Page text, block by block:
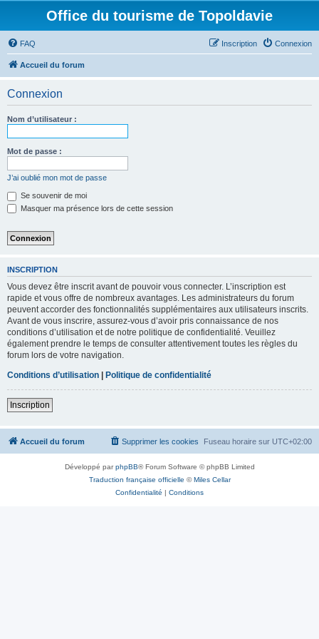
Office du tourisme de Topoldavie
FAQ Connexion
Inscription
Accueil du forum
Connexion
Nom d’utilisateur :
Mot de passe :
J’ai oublié mon mot de passe
Se souvenir de moi
Masquer ma présence lors de cette session
INSCRIPTION
Vous devez être inscrit avant de pouvoir vous connecter. L’inscription est
rapide et vous offre de nombreux avantages. Les administrateurs du forum
peuvent accorder des fonctionnalités supplémentaires aux utilisateurs inscrits.
Avant de vous inscrire, assurez-vous d’avoir pris connaissance de nos
conditions d’utilisation et de notre politique de confidentialité. Veuillez
également prendre le temps de consulter attentivement toutes les règles du
forum lors de votre navigation.
Conditions d’utilisation | Politique de confidentialité
Inscription
Accueil du forum Fuseau horaire sur UTC+02:00
Supprimer les cookies
Développé parphpBB® Forum Software © phpBB Limited
Traduction française officielle ©Miles Cellar
Confidentialité | Conditions